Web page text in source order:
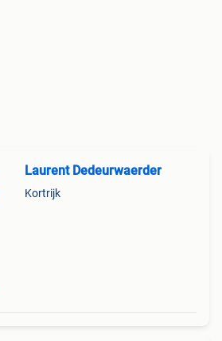
Laurent Dedeurwaerder
Kortrijk